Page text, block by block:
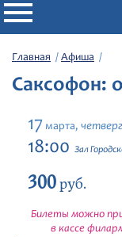
Филармония
Фестивали
Абонементы
Новости
Главная Афиша
Саксофон:
17 марта, четверг
18:00 Зал
300руб.
Билеты можно
в кассе